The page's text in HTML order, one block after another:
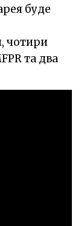
буде
чотири
та два